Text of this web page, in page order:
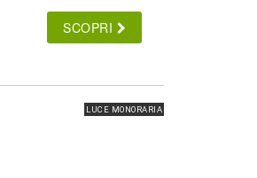
SCOPRI
LUCE MONORARIA